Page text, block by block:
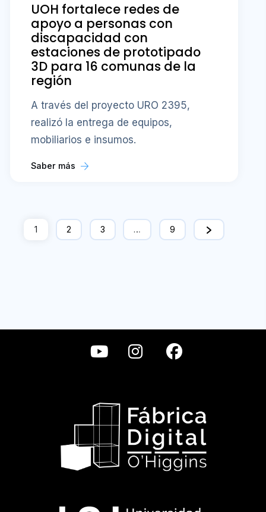
UOH fortalece redes de
apoyo a personas con
discapacidad con
estaciones de prototipado
3D para 16 comunas de la
región
A través del proyecto URO 2395,
realizó la entrega de equipos,
mobiliarios e insumos.
Saber más
1 2 3 … 9